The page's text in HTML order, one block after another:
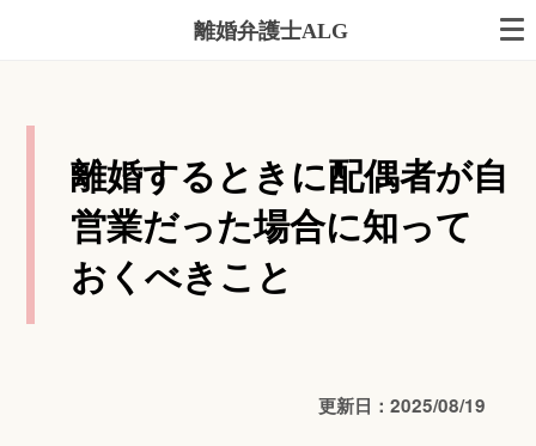
離婚弁護士ALG
離婚するときに配偶者が自
営業だった場合に知って
おくべきこと
更新日：2025/08/19